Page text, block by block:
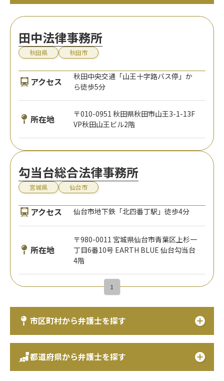
田中法律事務所
秋田県 秋田市
アクセス
秋田中央交通「山王十字路バス停」か
ら徒歩5分
所在地
〒010-0951 秋田県秋田市山王3-1-13F
VP秋田山王ビル2階
勾当台総合法律事務所
宮城県 仙台市
アクセス 仙台市地下鉄「北四番丁駅」徒歩4分
所在地
〒980-0011 宮城県仙台市青葉区上杉一
丁目6番10号 EARTH BLUE 仙台勾当台
4階
1
市区町村から弁護士を探す
都道府県から弁護士を探す